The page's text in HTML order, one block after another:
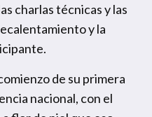
charlas técnicas y las
y la
de su primera
nacional, con el